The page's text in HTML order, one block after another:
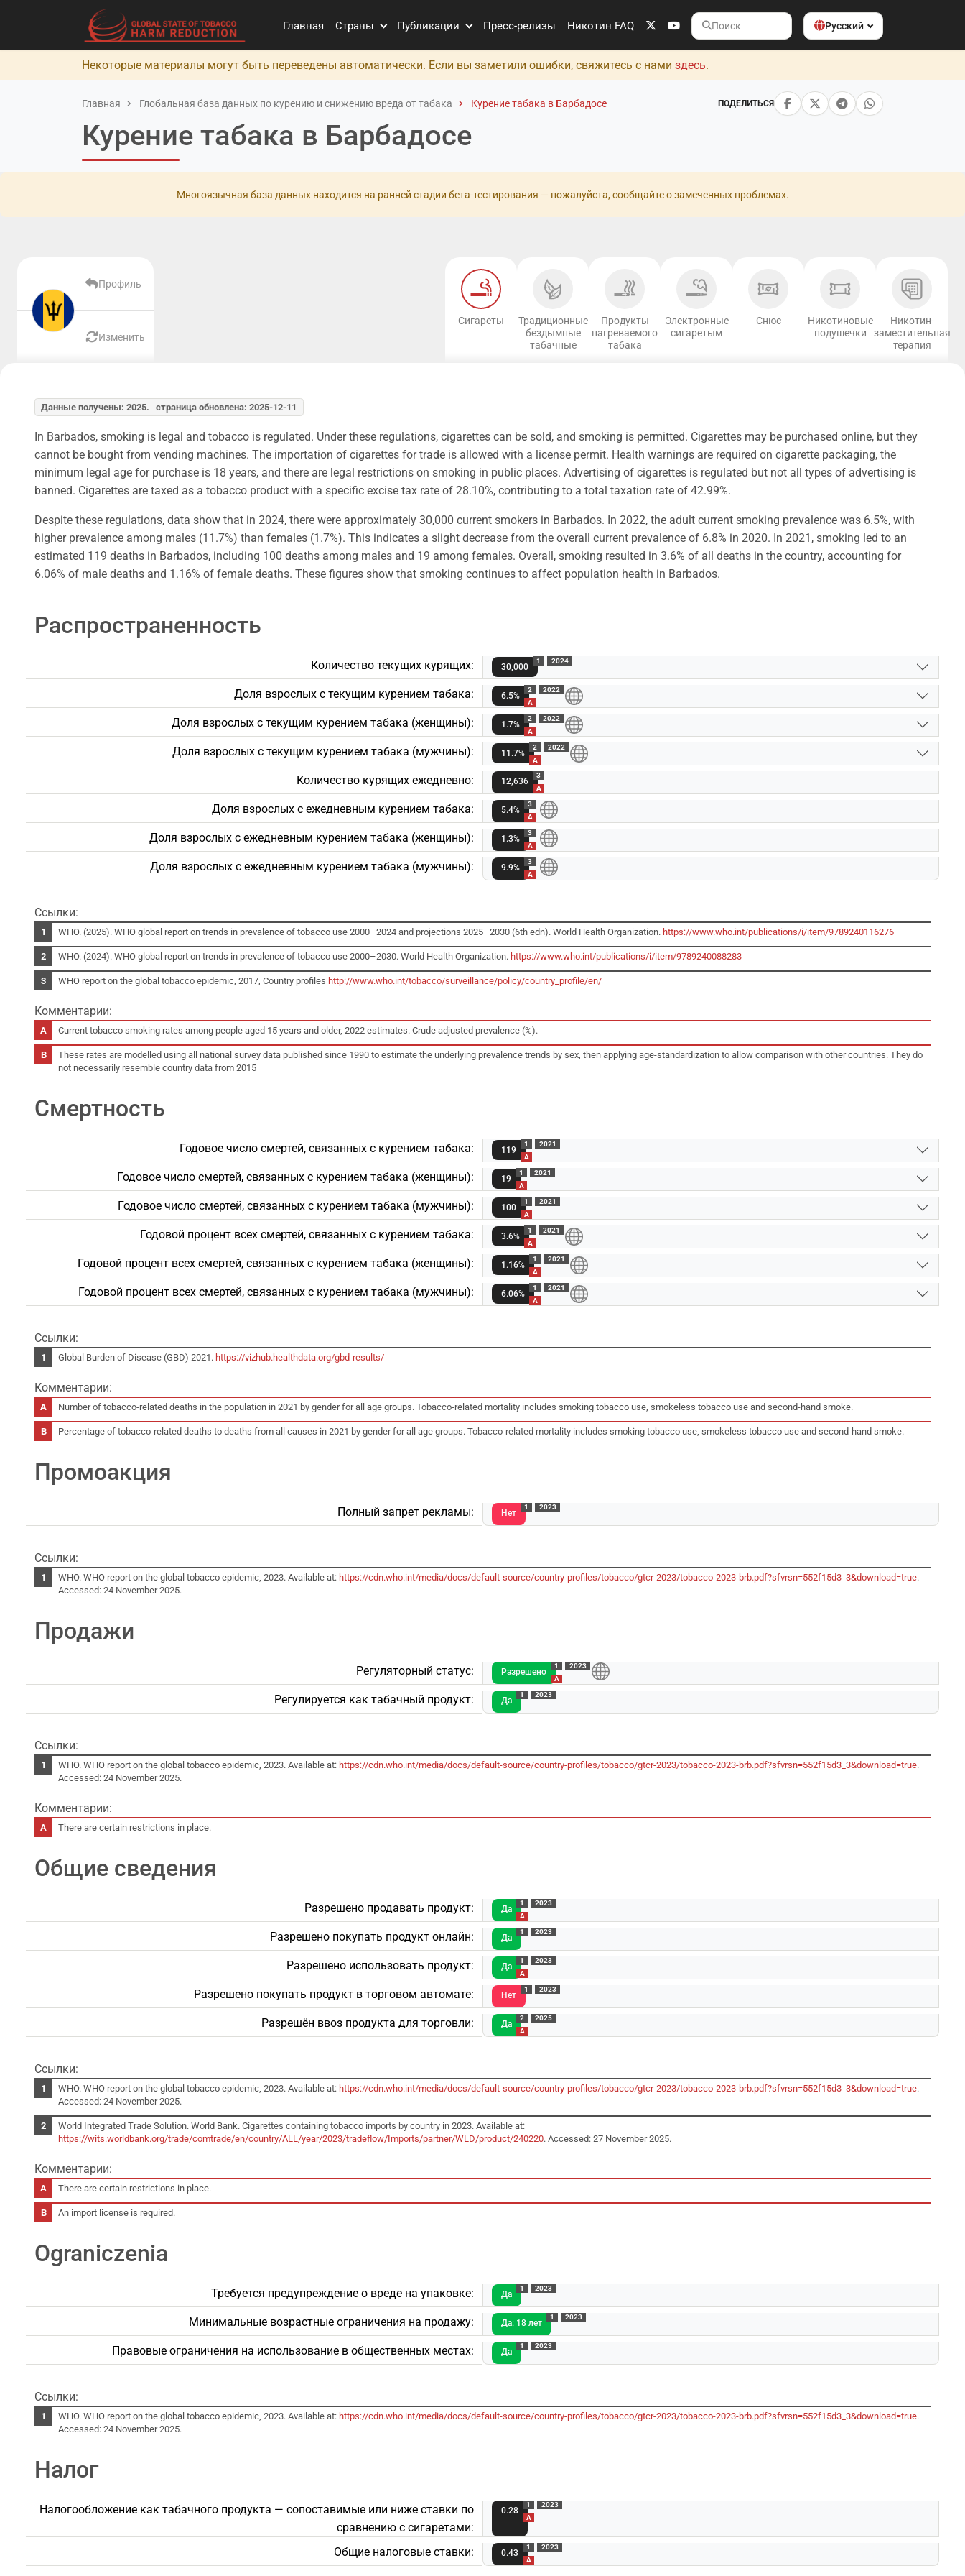
Главная Страны Публикации Пресс-релизы Никотин FAQ
Поиск
Русский
Некоторые материалы могут быть переведены автоматически. Если вы заметили ошибки, свяжитесь с нами здесь.
Главная Глобальная база данных по курению и снижению вреда от табака Курение табака в Барбадосе ПОДЕЛИТЬСЯ
Курение табака в Барбадосе
Многоязычная база данных находится на ранней стадии бета-тестирования — пожалуйста, сообщайте о замеченных проблемах.
Профиль
Изменить
Сигареты
Традиционные
бездымные
табачные
Продукты
нагреваемого
табака
Электронные
сигаретым
Снюс
Никотиновые
подушечки
Никотин-
заместительная
терапия
Данные получены: 2025. страница обновлена: 2025-12-11
In Barbados, smoking is legal and tobacco is regulated. Under these regulations, cigarettes can be sold, and smoking is permitted. Cigarettes may be purchased online, but they
cannot be bought from vending machines. The importation of cigarettes for trade is allowed with a license permit. Health warnings are required on cigarette packaging, the
minimum legal age for purchase is 18 years, and there are legal restrictions on smoking in public places. Advertising of cigarettes is regulated but not all types of advertising is
banned. Cigarettes are taxed as a tobacco product with a specific excise tax rate of 28.10%, contributing to a total taxation rate of 42.99%.
Despite these regulations, data show that in 2024, there were approximately 30,000 current smokers in Barbados. In 2022, the adult current smoking prevalence was 6.5%, with
higher prevalence among males (11.7%) than females (1.7%). This indicates a slight decrease from the overall current prevalence of 6.8% in 2020. In 2021, smoking led to an
estimated 119 deaths in Barbados, including 100 deaths among males and 19 among females. Overall, smoking resulted in 3.6% of all deaths in the country, accounting for
6.06% of male deaths and 1.16% of female deaths. These figures show that smoking continues to affect population health in Barbados.
Распространенность
Количество текущих курящих: 30,000
1 2024
Доля взрослых с текущим курением табакa: 6.5%
2
A
2022
Доля взрослых с текущим курением табакa (женщины): 1.7%
2
A
2022
Доля взрослых с текущим курением табакa (мужчины): 11.7%
2
A
2022
Количество курящих ежедневно: 12,636
3
A
Доля взрослых с ежедневным курением табакa: 5.4%
3
A
Доля взрослых с ежедневным курением табакa (женщины): 1.3%
3
A
Доля взрослых с ежедневным курением табакa (мужчины): 9.9%
3
A
Ссылки:
WHO. (2025). WHO global report on trends in prevalence of tobacco use 2000–2024 and projections 2025–2030 (6th edn). World Health Organization. https://www.who.int/publications/i/item/9789240116276
WHO. (2024). WHO global report on trends in prevalence of tobacco use 2000–2030. World Health Organization. https://www.who.int/publications/i/item/9789240088283
WHO report on the global tobacco epidemic, 2017, Country profiles http://www.who.int/tobacco/surveillance/policy/country_profile/en/
Комментарии:
Current tobacco smoking rates among people aged 15 years and older, 2022 estimates. Crude adjusted prevalence (%).
These rates are modelled using all national survey data published since 1990 to estimate the underlying prevalence trends by sex, then applying age-standardization to allow comparison with other countries. They do
not necessarily resemble country data from 2015
Смертность
Годовое число смертей, связанных с курением табакa: 119
1
A
2021
Годовое число смертей, связанных с курением табакa (женщины): 19
1
A
2021
Годовое число смертей, связанных с курением табакa (мужчины): 100
1
A
2021
Годовой процент всех смертей, связанных с курением табакa: 3.6%
1
A
2021
Годовой процент всех смертей, связанных с курением табакa (женщины): 1.16%
1
A
2021
Годовой процент всех смертей, связанных с курением табакa (мужчины): 6.06%
1
A
2021
Ссылки:
Global Burden of Disease (GBD) 2021. https://vizhub.healthdata.org/gbd-results/
Комментарии:
Number of tobacco-related deaths in the population in 2021 by gender for all age groups. Tobacco-related mortality includes smoking tobacco use, smokeless tobacco use and second-hand smoke.
Percentage of tobacco-related deaths to deaths from all causes in 2021 by gender for all age groups. Tobacco-related mortality includes smoking tobacco use, smokeless tobacco use and second-hand smoke.
Промоакция
Полный запрет рекламы: Нет
1 2023
Ссылки:
WHO. WHO report on the global tobacco epidemic, 2023. Available at: https://cdn.who.int/media/docs/default-source/country-profiles/tobacco/gtcr-2023/tobacco-2023-brb.pdf?sfvrsn=552f15d3_3&download=true.
Accessed: 24 November 2025.
Продажи
Регуляторный статус: Разрешено
1
A
2023
Регулируется как табачный продукт: Да
1 2023
Ссылки:
WHO. WHO report on the global tobacco epidemic, 2023. Available at: https://cdn.who.int/media/docs/default-source/country-profiles/tobacco/gtcr-2023/tobacco-2023-brb.pdf?sfvrsn=552f15d3_3&download=true.
Accessed: 24 November 2025.
Комментарии:
There are certain restrictions in place.
Общие сведения
Разрешено продавать продукт: Да
1
A
2023
Разрешено покупать продукт онлайн: Да
1 2023
Разрешено использовать продукт: Да
1
A
2023
Разрешено покупать продукт в торговом автомате: Нет
1 2023
Разрешён ввоз продукта для торговли: Да
2
A
2025
Ссылки:
WHO. WHO report on the global tobacco epidemic, 2023. Available at: https://cdn.who.int/media/docs/default-source/country-profiles/tobacco/gtcr-2023/tobacco-2023-brb.pdf?sfvrsn=552f15d3_3&download=true.
Accessed: 24 November 2025.
World Integrated Trade Solution. World Bank. Cigarettes containing tobacco imports by country in 2023. Available at:
https://wits.worldbank.org/trade/comtrade/en/country/ALL/year/2023/tradeflow/Imports/partner/WLD/product/240220. Accessed: 27 November 2025.
Комментарии:
There are certain restrictions in place.
An import license is required.
Ograniczenia
Требуется предупреждение о вреде на упаковке: Да
1 2023
Минимальные возрастные ограничения на продажу: Да: 18 лет
1 2023
Правовые ограничения на использование в общественных местах: Да
1 2023
Ссылки:
WHO. WHO report on the global tobacco epidemic, 2023. Available at: https://cdn.who.int/media/docs/default-source/country-profiles/tobacco/gtcr-2023/tobacco-2023-brb.pdf?sfvrsn=552f15d3_3&download=true.
Accessed: 24 November 2025.
Налог
Налогообложение как табачного продукта — сопоставимые или ниже ставки по
сравнению с сигаретами:
0.28
1
A
2023
Общие налоговые ставки: 0.43
1
A
2023